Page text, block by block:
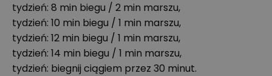
tydzień: 8 min biegu / 2 min marszu,
tydzień: 10 min biegu / 1 min marszu,
tydzień: 12 min biegu / 1 min marszu,
tydzień: 14 min biegu / 1 min marszu,
tydzień: biegnij ciągiem przez 30 minut.